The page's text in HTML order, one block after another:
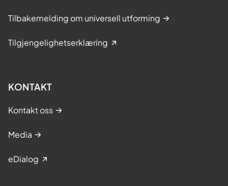
Tilbakemelding om universell utforming
Tilgjengelighetserklæring
KONTAKT
Kontakt oss
Media
eDialog